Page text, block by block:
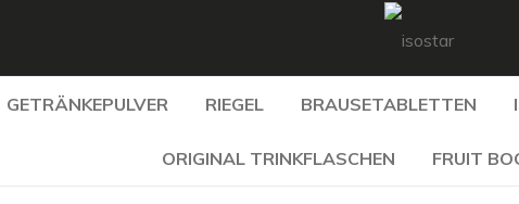
GETRÄNKEPULVER RIEGEL BRAUSETABLETTEN
ORIGINAL TRINKFLASCHEN FRUIT